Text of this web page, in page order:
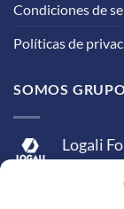
Condiciones de
Políticas de
SOMOS
Logali
Logali